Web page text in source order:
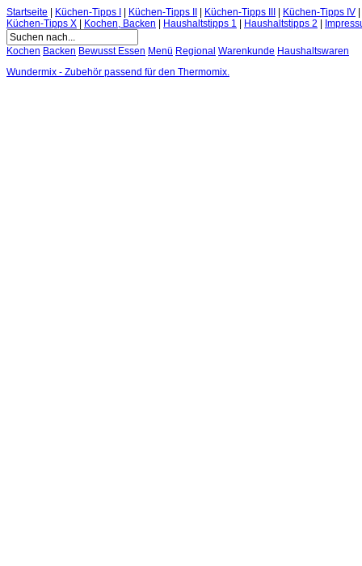
Startseite Küchen-Tipps I Küchen-Tipps II Küchen-Tipps III Küchen-Tipps IV
Küchen-Tipps X
Kochen, Backen Haushaltstipps 1 Haushaltstipps 2
Kochen Backen Bewusst Essen Menü Regional Warenkunde Haushaltswaren
Wundermix - Zubehör passend für den Thermomix.